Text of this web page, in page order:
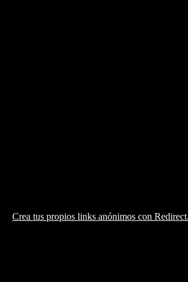
Crea tus propios links anónimos con